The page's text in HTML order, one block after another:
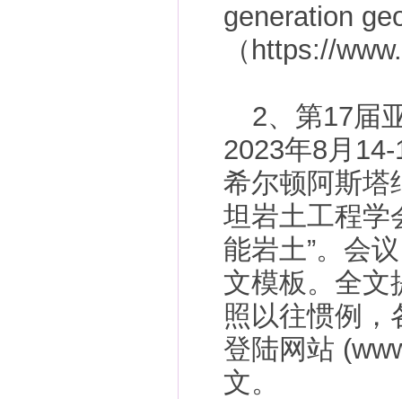
generation
（https://
2、第17届
2023年8月
希尔顿阿斯塔
坦岩土工程学
能岩土”。会
文模板。全文
照以往惯例，
登陆网站
文。